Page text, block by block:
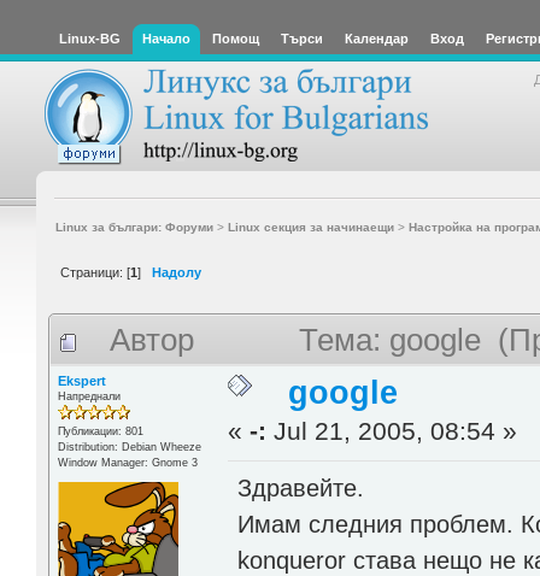
Linux-BG Начало Помощ Търси Календар Вход
Linux за българи: Форуми> Linux секция за начинаещи> Настройка на
Страници: [1] Надолу
Автор Тема: google
Ekspert
Напреднали
Публикации: 801
Distribution: Debian Wheeze
Window Manager: Gnome 3
google
«-: Jul 21, 2005, 08:54 »
Здравейте.
Имам следния проблем.
konqueror става нещо не